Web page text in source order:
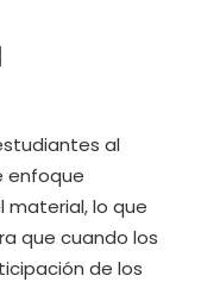
al
enfoque
material, lo que
que cuando los
de los